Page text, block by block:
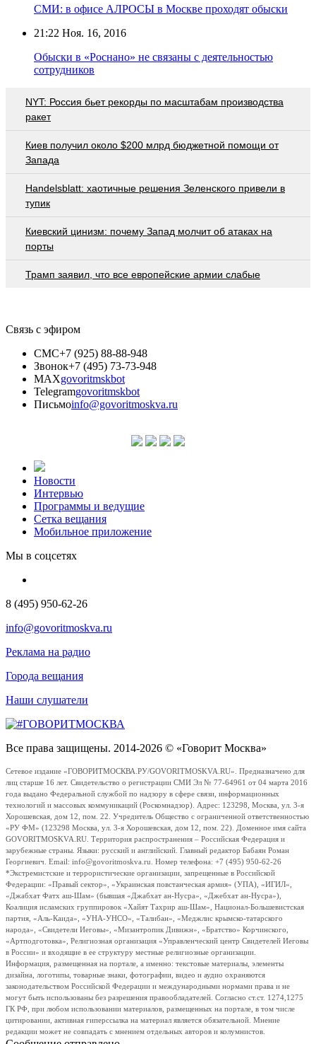
СМИ: в офисе АЛРОСЫ в Москве проходят обыски
21:22 Ноя. 16, 2016
Обыски в «Роснано» не связаны с деятельностью
сотрудников
NYT: Россия бьет рекорды по масштабам производства
ракет
Киев получил около $200 млрд бюджетной помощи от
Запада
Handelsblatt: хаотичные решения Зеленского привели в
тупик
Киевский цинизм: почему Запад молчит об атаках на
порты
Трамп заявил, что все европейские армии слабые
Связь с эфиром
СМС+7 (925) 88-88-948
Звонок+7 (495) 73-73-948
MAXgovoritmskbot
Telegramgovoritmskbot
Письмоinfo@govoritmoskva.ru
Новости
Интервью
Программы и ведущие
Сетка вещания
Мобильное приложение
Мы в соцсетях
8 (495) 950-62-26
info@govoritmoskva.ru
Реклама на радио
Города вещания
Наши слушатели
Все права защищены. 2014-2026 © «Говорит Москва»
Сетевое издание «ГОВОРИТМОСКВА.РУ/GOVORITMOSKVA.RU». Предназначено для
лиц старше 16 лет. Свидетельство о регистрации СМИ Эл № 77-64961 от 04 марта 2016
года выдано Федеральной службой по надзору в сфере связи, информационных
технологий и массовых коммуникаций (Роскомнадзор). Адрес: 123298, Москва, ул. 3-я
Хорошевская, дом 12, пом. 22. Учредитель Общество с ограниченной ответственностью
«РУ ФМ» (123298 Москва, ул. 3-я Хорошевская, дом 12, пом. 22). Доменное имя сайта
GOVORITMOSKVA.RU. Территория распространения – Российская Федерация и
зарубежные страны. Языки: русский и английский. Главный редактор Бабаян Роман
Георгиевич. Email: info@govoritmoskva.ru. Номер телефона: +7 (495) 950-62-26
*Экстремистские и террористические организации, запрещенные в Российской
Федерации: «Правый сектор», «Украинская повстанческая армия» (УПА), «ИГИЛ»,
«Джабхат Фатх аш-Шам» (бывшая «Джабхат ан-Нусра», «Джебхат ан-Нусра»),
Коалиция исламских группировок «Хайят Тахрир аш-Шам», Национал-Большевистская
партия, «Аль-Каида», «УНА-УНСО», «Талибан», «Меджлис крымско-татарского
народа», «Свидетели Иеговы», «Мизантропик Дивижн», «Братство» Корчинского,
«Артподготовка», Религиозная организация «Управленческий центр Свидетелей Иеговы
в России» и входящие в ее структуру местные религиозные организации.
Информация, размещенная на портале, а именно: текстовые материалы, элементы
дизайна, логотипы, товарные знаки, фотографии, видео и аудио охраняются
законодательством Российской Федерации и международными нормами права и не
могут быть использованы без разрешения правообладателей. Согласно ст.ст. 1274,1275
ГК РФ, при любом использовании материалов, размещенных на портале, в том числе
цитировании, активная гиперссылка на материал является обязательной. Мнение
редакции может не совпадать с мнением отдельных авторов и колумнистов.